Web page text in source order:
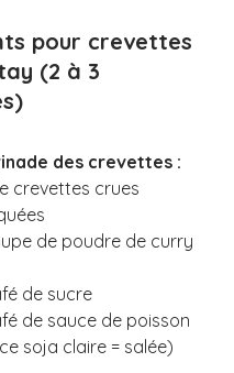
pour crevettes
(2 à 3
des crevettes :
crevettes crues
de poudre de curry
de sucre
de sauce de poisson
soja claire = salée)